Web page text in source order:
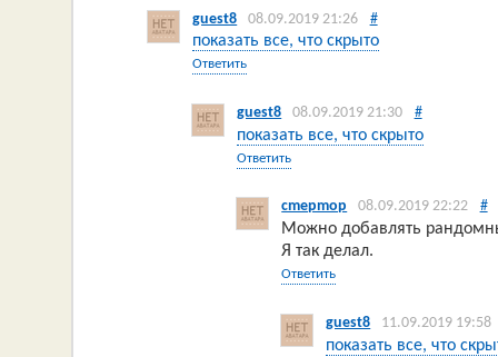
guest8 08.09.2019 21:26 #
показать все, что скрыто
Ответить
guest8 08.09.2019 21:30 #
показать все, что скрыто
Ответить
cmepmop 08.09.2019 22:22 #
Можно добавлять
Я так делал.
Ответить
guest8 11.09.2019 19:58
показать все, что